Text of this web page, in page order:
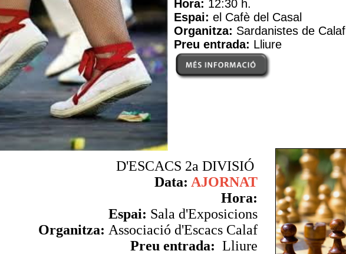
Hora: 12:30 h.
Espai: el Cafè del Casal
Organitza: Sardanistes de Calaf
Preu entrada: Lliure
D'ESCACS 2a DIVISIÓ
Data: AJORNAT
Hora:
Espai: Sala d'Exposicions
Organitza: Associació d'Escacs Calaf
Preu entrada:Lliure